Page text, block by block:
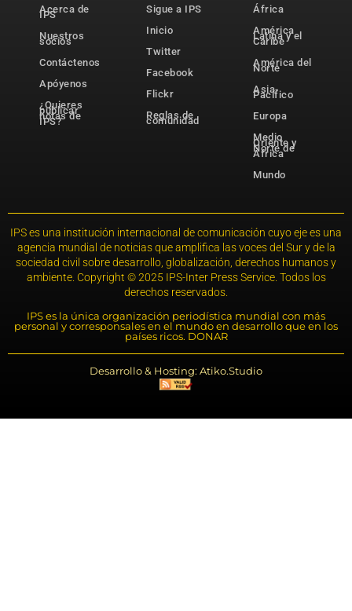
Acerca de
IPS
Nuestros
socios
Contáctenos
Apóyenos
¿Quieres
publicar
notas de
IPS?
Sigue a IPS
Inicio
Twitter
Facebook
Flickr
Reglas de
comunidad
África
América
Latina y el
Caribe
América del
Norte
Asia-
Pacífico
Europa
Medio
Oriente y
Norte de
África
Mundo
IPS es una institución internacional de comunicación cuyo eje es una
agencia mundial de noticias que amplifica las voces del Sur y de la
sociedad civil sobre desarrollo, globalización, derechos humanos y
ambiente. Copyright © 2025 IPS-Inter Press Service. Todos los
derechos reservados.
IPS es la única organización periodística mundial con más
personal y corresponsales en el mundo en desarrollo que en los
países ricos. DONAR
Desarrollo & Hosting: Atiko.Studio